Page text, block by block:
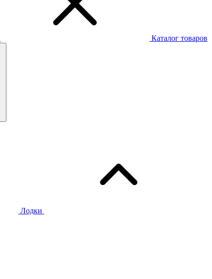
Каталог товаров
Лодки